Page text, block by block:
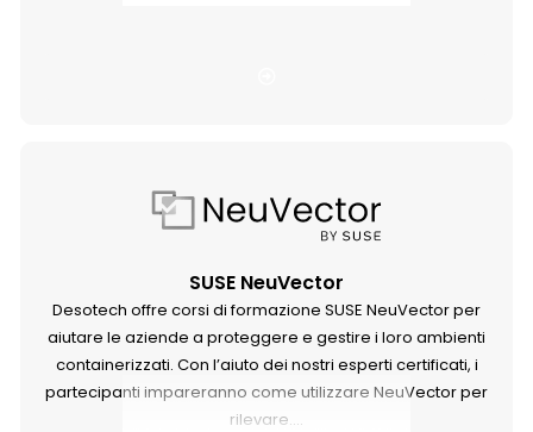
SUSE NeuVector
Desotech offre corsi di formazione SUSE NeuVector per
aiutare le aziende a proteggere e gestire i loro ambienti
containerizzati. Con l’aiuto dei nostri esperti certificati, i
partecipanti impareranno come utilizzare NeuVector per
rilevare....